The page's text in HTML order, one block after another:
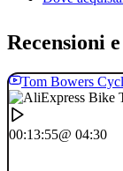
Recensioni
Tom Bowers
00:13:55@ 04:30